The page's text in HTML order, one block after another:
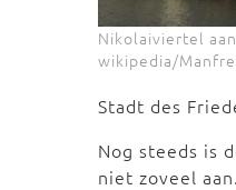
Nikolaiviertel
wikipedia/
Stadt des
Nog steeds is
niet zoveel